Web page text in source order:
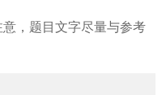
，题目文字尽量与参考